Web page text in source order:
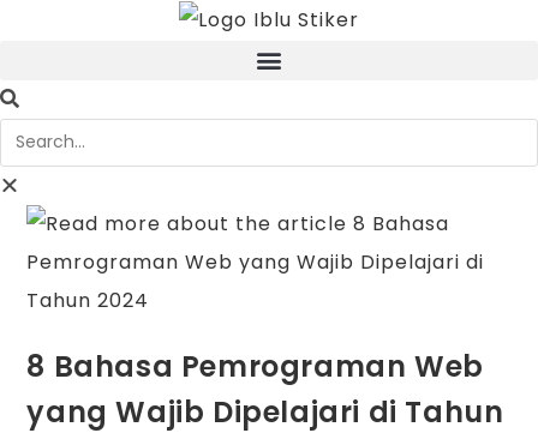
8 Bahasa Pemrograman Web
yang Wajib Dipelajari di Tahun